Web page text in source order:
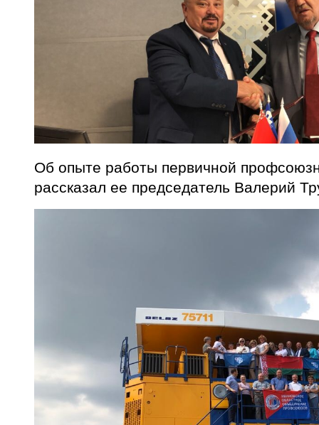
Об опыте работы первичной
рассказал ее председатель Валерий